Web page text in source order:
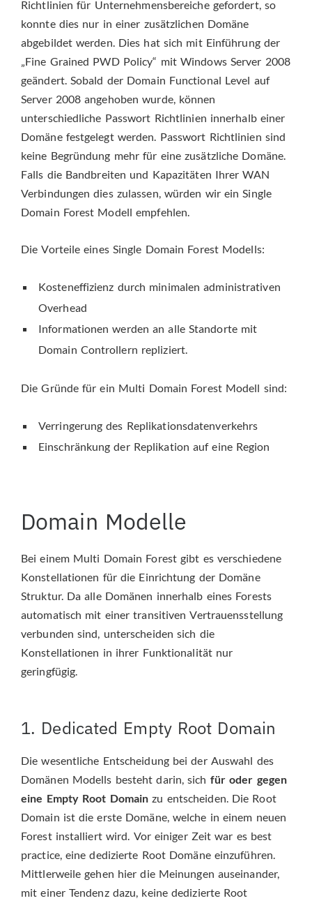
Richtlinien für Unternehmensbereiche gefordert, so
konnte dies nur in einer zusätzlichen Domäne
abgebildet werden. Dies hat sich mit Einführung der
„Fine Grained PWD Policy“ mit Windows Server 2008
geändert. Sobald der Domain Functional Level auf
Server 2008 angehoben wurde, können
unterschiedliche Passwort Richtlinien innerhalb einer
Domäne festgelegt werden. Passwort Richtlinien sind
keine Begründung mehr für eine zusätzliche Domäne.
Falls die Bandbreiten und Kapazitäten Ihrer WAN
Verbindungen dies zulassen, würden wir ein Single
Domain Forest Modell empfehlen.
Die Vorteile eines Single Domain Forest Modells:
Kosteneffizienz durch minimalen administrativen
Overhead
Informationen werden an alle Standorte mit
Domain Controllern repliziert.
Die Gründe für ein Multi Domain Forest Modell sind:
Verringerung des Replikationsdatenverkehrs
Einschränkung der Replikation auf eine Region
Domain Modelle
Bei einem Multi Domain Forest gibt es verschiedene
Konstellationen für die Einrichtung der Domäne
Struktur. Da alle Domänen innerhalb eines Forests
automatisch mit einer transitiven Vertrauensstellung
verbunden sind, unterscheiden sich die
Konstellationen in ihrer Funktionalität nur
geringfügig.
1. Dedicated Empty Root Domain
Die wesentliche Entscheidung bei der Auswahl des
Domänen Modells besteht darin, sich für oder gegen
eine Empty Root Domain zu entscheiden. Die Root
Domain ist die erste Domäne, welche in einem neuen
Forest installiert wird. Vor einiger Zeit war es best
practice, eine dedizierte Root Domäne einzuführen.
Mittlerweile gehen hier die Meinungen auseinander,
mit einer Tendenz dazu, keine dedizierte Root